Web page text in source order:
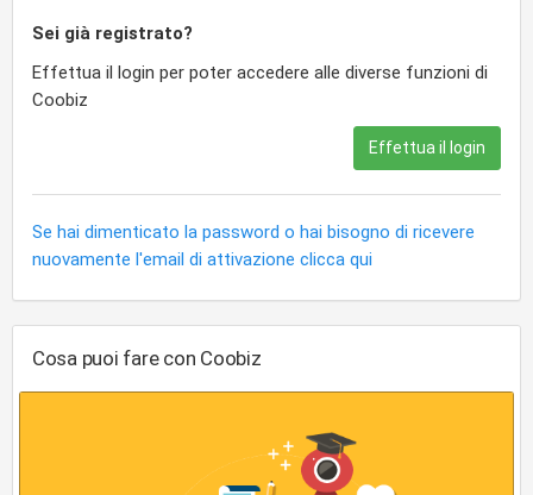
Sei già registrato?
Effettua il login per poter accedere alle diverse funzioni di
Coobiz
Effettua il login
Se hai dimenticato la password o hai bisogno di ricevere
nuovamente l'email di attivazione clicca qui
Cosa puoi fare con Coobiz